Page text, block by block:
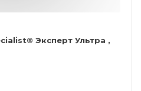
Эксперт Ультра ,